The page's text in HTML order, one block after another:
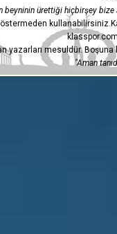
beyninin ürettiği hiçbirşey bize
yazarları mesuldür.
"Aman